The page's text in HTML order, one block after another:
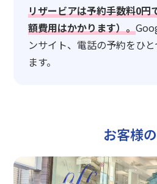
リザービアは予約手数料0円
額費用はかかります）。
ンサイト、電話の予約をひ
ます。
お客様